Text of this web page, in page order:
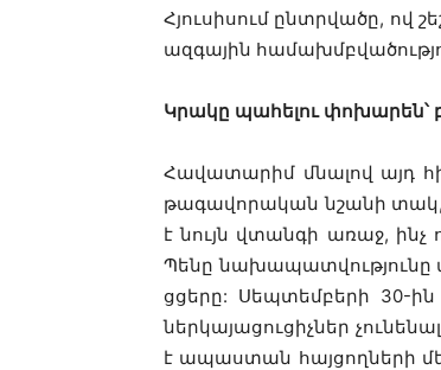
Հյուսիսում ընտրվածը, ով
ազգային
Կրակը պահելու փոխարեն՝
Հավատարիմ մնալով այդ
թագավորական նշանի տակ,
է նույն վտանգի առաջ, ինչ
Պենը նախապատվությունը
ցցերը: Սեպտեմբերի 30-ին
ներկայացուցիչներ
է ապաստան հայցողների